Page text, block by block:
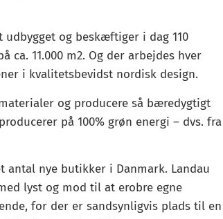
udbygget og beskæftiger i dag 110
11.000 m2. Og der arbejdes hver
i kvalitetsbevidst nordisk design.
og producere så bæredygtigt
på 100% grøn energi – dvs. fra
antal nye butikker i Danmark. Landau
lyst og mod til at erobre egne
for der er sandsynligvis plads til en